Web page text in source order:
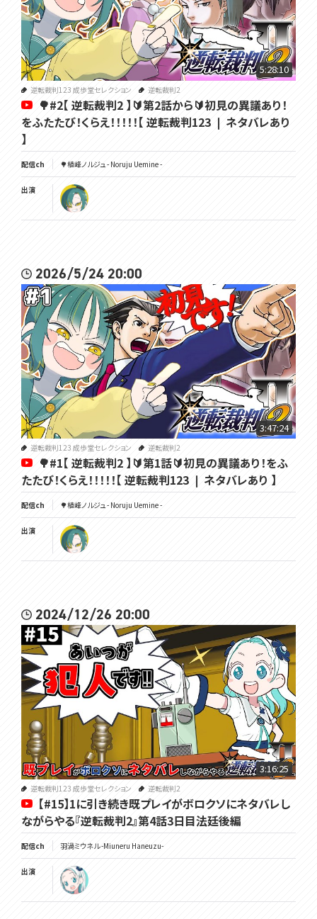
5:28:10
逆転裁判123 成歩堂セレクション 逆転裁判2
🌳#2【 逆転裁判2 】🔰第2話から🔰初見の異議あり！
をふたたび！くらえ！！！！！【 逆転裁判123 ❘ ネタバレあり
】
配信ch 🌳植峰ノルジュ - Noruju Uemine -
出演
2026/5/24 20:00
3:47:24
逆転裁判123 成歩堂セレクション 逆転裁判2
🌳#1【 逆転裁判2 】🔰第1話🔰初見の異議あり！をふ
たたび！くらえ！！！！！【 逆転裁判123 ❘ ネタバレあり 】
配信ch 🌳植峰ノルジュ - Noruju Uemine -
出演
2024/12/26 20:00
3:16:25
逆転裁判123 成歩堂セレクション 逆転裁判2
【#15】1に引き続き既プレイがボロクソにネタバレし
ながらやる『逆転裁判2』第4話3日目法廷後編
配信ch 羽渦ミウネル -Miuneru Haneuzu-
出演